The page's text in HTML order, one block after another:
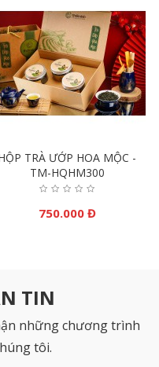
TRÀ ƯỚP HOA MỘC -
TM-HQHM300
750.000 Đ
TIN
những chương trình
tôi.